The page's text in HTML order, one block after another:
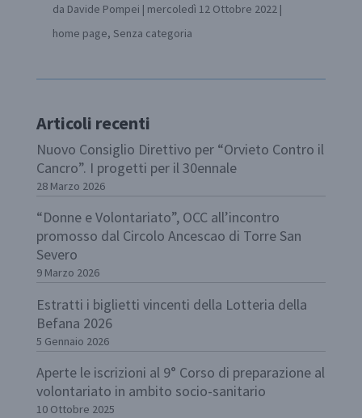
da Davide Pompei | mercoledì 12 Ottobre 2022|
home page, Senza categoria
Articoli recenti
Nuovo Consiglio Direttivo per “Orvieto Contro il
Cancro”. I progetti per il 30ennale
28 Marzo 2026
“Donne e Volontariato”, OCC all’incontro
promosso dal Circolo Ancescao di Torre San
Severo
9 Marzo 2026
Estratti i biglietti vincenti della Lotteria della
Befana 2026
5 Gennaio 2026
Aperte le iscrizioni al 9° Corso di preparazione al
volontariato in ambito socio-sanitario
10 Ottobre 2025